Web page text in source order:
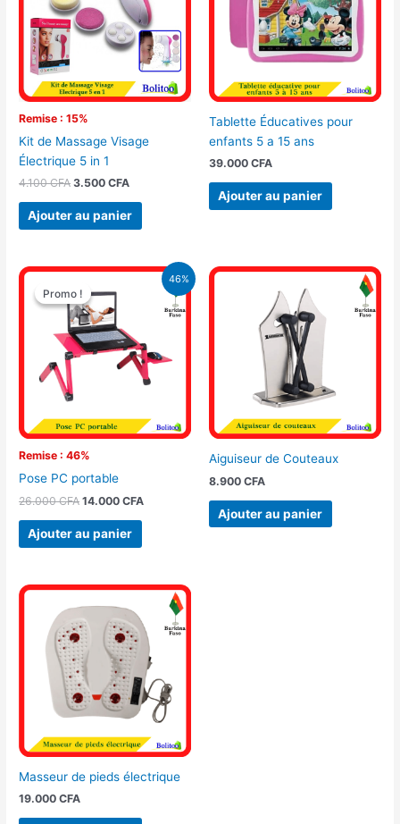
Remise : 15%
Kit de Massage Visage
Électrique 5 in 1
4.100CFA 3.500CFA
Ajouter au panier
Tablette Éducatives pour
enfants 5 a 15 ans
39.000 CFA
Ajouter au panier
46%
Promo !
Remise : 46%
Promo !
Pose PC portable
26.000CFA
Le
prix
initial
était :
26.000 CFA.
14.000CFA
Le
prix
actuel
est :
Ajouter au panier
Aiguiseur de Couteaux
8.900 CFA
Ajouter au panier
Masseur de pieds électrique
19.000CFA